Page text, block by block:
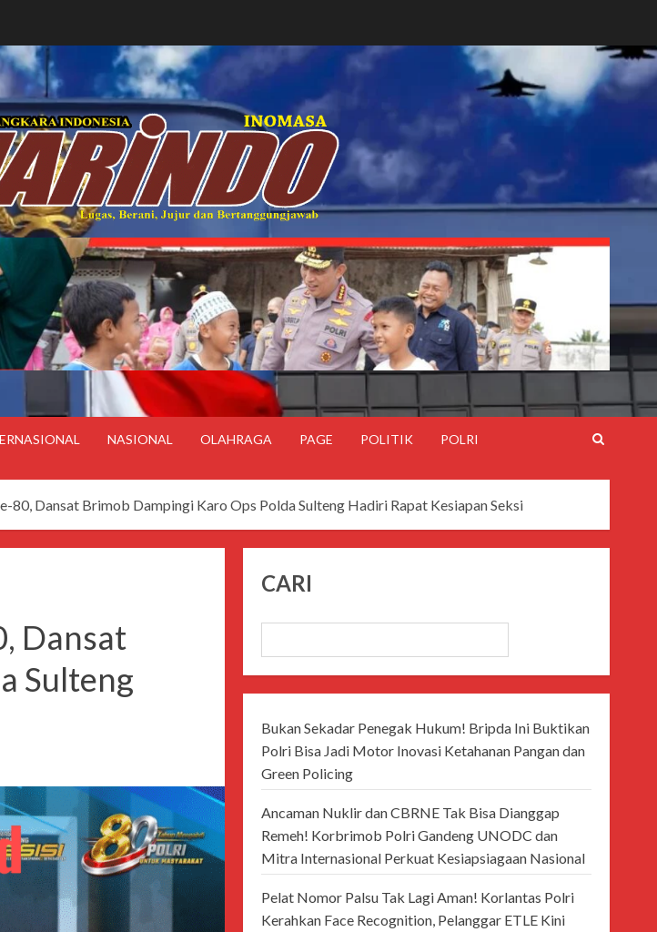
NASIONAL OLAHRAGA PAGE POLITIK POLRI
80, Dansat Brimob Dampingi Karo Ops Polda Sulteng Hadiri Rapat Kesiapan Seksi
Dansat
Sulteng
CARI
Bukan Sekadar Penegak Hukum! Bripda Ini Buktikan
Polri Bisa Jadi Motor Inovasi Ketahanan Pangan dan
Green Policing
Ancaman Nuklir dan CBRNE Tak Bisa Dianggap
Remeh! Korbrimob Polri Gandeng UNODC dan
Mitra Internasional Perkuat Kesiapsiagaan Nasional
Pelat Nomor Palsu Tak Lagi Aman! Korlantas Polri
Kerahkan Face Recognition, Pelanggar ETLE Kini